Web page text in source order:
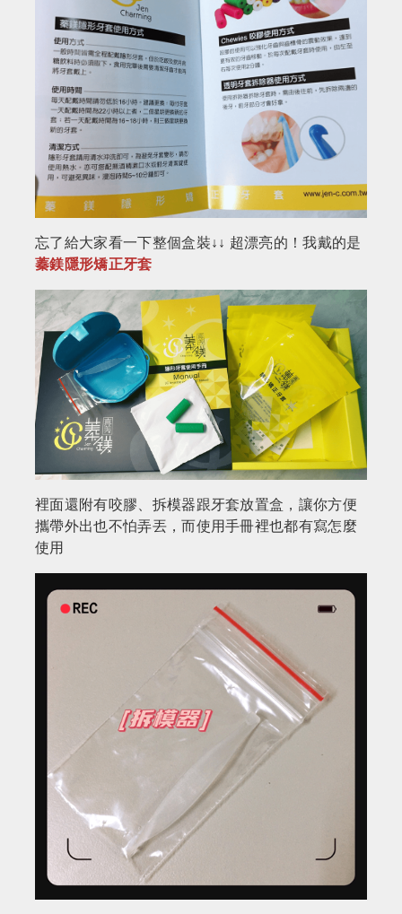
忘了給大家看一下整個盒裝↓↓ 超漂亮的！我戴的是
蓁鎂隱形矯正牙套
裡面還附有咬膠、拆模器跟牙套放置盒，讓你方便
攜帶外出也不怕弄丟，而使用手冊裡也都有寫怎麼
使用